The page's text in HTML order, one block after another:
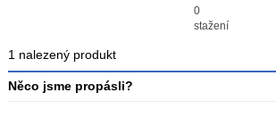
Průměr hodnocení
0
stažení
1 nalezený produkt
Něco jsme propásli?